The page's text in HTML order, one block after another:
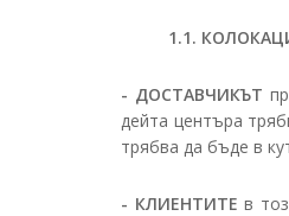
1.1.
- ДОСТАВЧИКЪТ
дейта центъра
трябва да бъде в
- КЛИЕНТИТЕ в